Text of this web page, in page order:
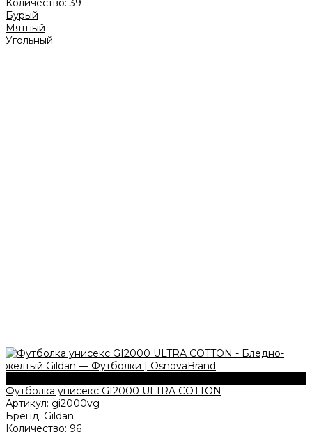
Количество:39
Бурый
Мятный
Угольный
Футболка унисекс GI2000 ULTRA COTTON
Артикул: gi2000vg
Бренд: Gildan
Количество: 96